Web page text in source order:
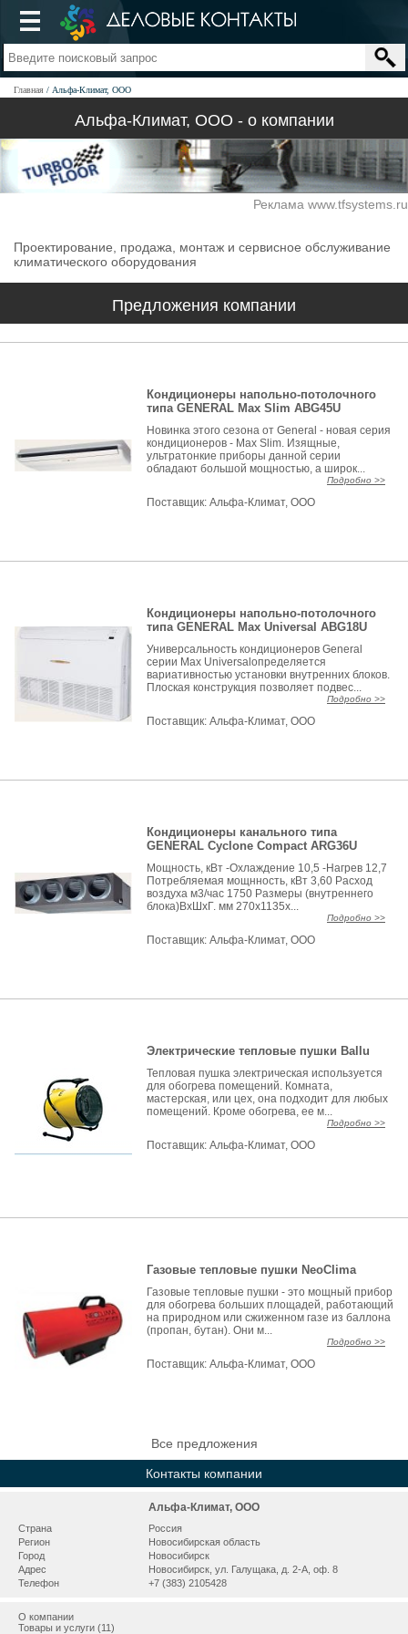
Главная Альфа-Климат, ООО
Альфа-Климат, ООО - о компании
Реклама www.tfsystems.ru
Проектирование, продажа, монтаж и сервисное обслуживание
климатического оборудования
Предложения компании
Кондиционеры напольно-потолочного
типа GENERAL Max Slim ABG45U
Новинка этого сезона от General - новая серия
кондиционеров - Max Slim. Изящные,
ультратонкие приборы данной серии
обладают большой мощностью, а широк...
Подробно >>
Поставщик:Альфа-Климат, ООО
Кондиционеры напольно-потолочного
типа GENERAL Max Universal ABG18U
Универсальность кондиционеров General
серии Max Universalопределяется
вариативностью установки внутренних блоков.
Плоская конструкция позволяет подвес...
Подробно >>
Поставщик:Альфа-Климат, ООО
Кондиционеры канального типа
GENERAL Cyclone Compact ARG36U
Мощность, кВт -Охлаждение 10,5 -Нагрев 12,7
Потребляемая мощнность, кВт 3,60 Расход
воздуха м3/час 1750 Размеры (внутреннего
блока)ВхШхГ. мм 270x1135x...
Подробно >>
Поставщик:Альфа-Климат, ООО
Электрические тепловые пушки Ballu
Тепловая пушка электрическая используется
для обогрева помещений. Комната,
мастерская, или цех, она подходит для любых
помещений. Кроме обогрева, ее м...
Подробно >>
Поставщик:Альфа-Климат, ООО
Газовые тепловые пушки NeoClima
Газовые тепловые пушки - это мощный прибор
для обогрева больших площадей, работающий
на природном или сжиженном газе из баллона
(пропан, бутан). Они м...
Подробно >>
Поставщик:Альфа-Климат, ООО
Все предложения
Контакты компании
Альфа-Климат, ООО
Страна
Россия
Регион
Новосибирская область
Город
Новосибирск
Адрес
Новосибирск, ул. Галущака, д. 2-А, оф. 8
Телефон
+7 (383) 2105428
О компании
Товары и услуги (11)